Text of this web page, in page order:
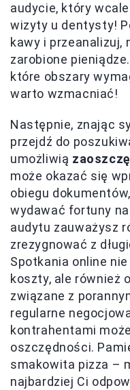
audycie, który
wizyty u dentysty!
kawy i przeanalizuj,
zarobione
które obszary
warto wzmacniać!
Następnie, znając
przejdź do
umożliwią
może okazać się
obiegu
wydawać fortuny
audytu zauważysz
zrezygnować z
Spotkania online
koszty, ale również
związane z
regularne
kontrahentami
oszczędności.
smakowita pizza –
najbardziej Ci